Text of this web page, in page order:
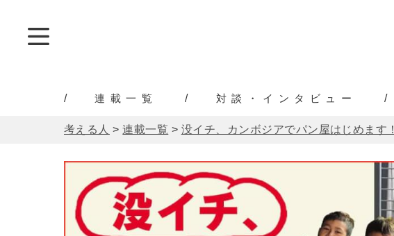
連載一覧 対談・インタビュー
考える人 >連載一覧 > 没イチ、カンボジアでパン屋はじめます！